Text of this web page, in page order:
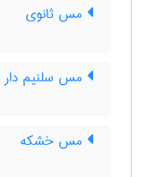
مس ثانوی
مس سلنیم
مس خشکه